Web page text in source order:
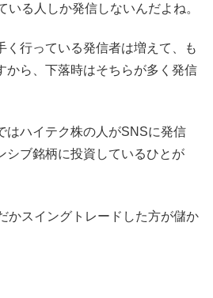
いる人しか発信しないんだよね。
く行っている発信者は増えて、も
から、下落時はそちらが多く発信
はハイテク株の人がSNSに発信
シブ銘柄に投資しているひとが
かスイングトレードした方が儲か